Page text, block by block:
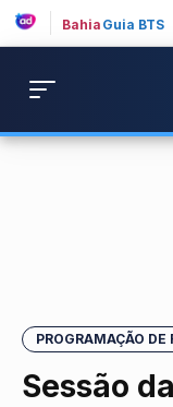
Bahia Guia BTS
PROGRAMAÇÃO DE
Sessão